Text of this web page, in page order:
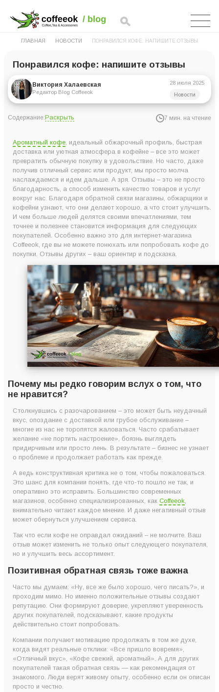
ГЛАВНАЯ НОВОСТИ ПОНРАВИЛСЯ КОФЕ: НАПИШИТЕ ОТЗЫВЫ
Понравился кофе: напишите отзывы
Виктория Халаевская
Редактор Blog Coffeeok
28 июля 2025
Новости
Содержание:Раскрыть 7 мин. на чтение
Позитивная обратная связь тоже важна
Как отзывы помогают магазинам и кофейням становиться
лучше?
Что написать в полезном отзыве?
Напишите отзыв о нашем магазине!
Ароматный кофе, идеальный обжарочный профиль, быстрая
доставка или уютная атмосфера в кофейне – все это может
превратить обычную покупку в удовольствие. Но часто, даже
получив отличный сервис или продукт, мы просто молча
наслаждаемся и идем дальше. А зря. Отзывы – это не просто
благодарность, а способ изменить качество товаров и услуг
вокруг нас. Благодаря обратной связи магазины, обжарщики и
кофейни узнают, что они делают хорошо, а что стоит улучшить.
И чем больше людей делятся своими впечатлениями, тем
точнее и полезнее становится информация для следующих
покупателей. Особенно важно это для интернет-магазина
Coffeeok, где вы не можете понюхать или попробовать кофе до
покупки. Отзывы других – ваш ориентир и подсказка.
Почему мы редко говорим вслух о том, что
не нравится?
Столкнувшись с разочарованием – это может быть неудачный
вкус, опоздание с доставкой или грубое обслуживание –
многие из нас не торопятся жаловаться. Часто срабатывает
желание «не портить настроение», боязнь выглядеть
придирчивым или просто лень. В результате – бизнес не узнает
о проблеме и продолжает работать как прежде.
А ведь конструктивная критика не о том, чтобы пожаловаться.
Это шанс для компании понять, где что-то пошло не так, и
оперативно это исправить. Большинство современных
магазинов, особенно специализированных, как Coffeeok
внимательно читают каждое мнение. И даже негативный отзыв
может обернуться улучшением сервиса.
Так что если кофе не оправдал ожиданий – не молчите. Ваш
отзыв может изменить не только опыт следующего покупателя,
но и улучшить весь ассортимент.
Позитивная обратная связь тоже важна
Часто мы думаем: «Ну, все же было хорошо, чего писать?», и
проходим мимо. Но именно положительные отзывы создают
репутацию. Они формируют доверие, укрепляют уверенность
других покупателей, подсказывают, какие продукты
действительно стоит попробовать.
Компании получают мотивацию продолжать в том же духе,
когда видят реальные отклики: «Все пришло вовремя»,
«Отличный вкус», «Кофе свежий, ароматный». А для других
покупателей такая обратная связь — как рекомендация от
знакомого. Люди верят живому опыту, особенно если он описан
просто и честно.